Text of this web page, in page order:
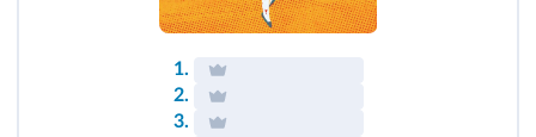
1.
2.
3.